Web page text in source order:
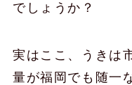
でしょうか？
実はここ、うきは
量が福岡でも随一